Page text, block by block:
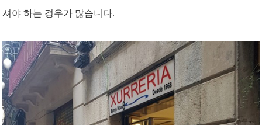
셔야 하는 경우가 많습니다.